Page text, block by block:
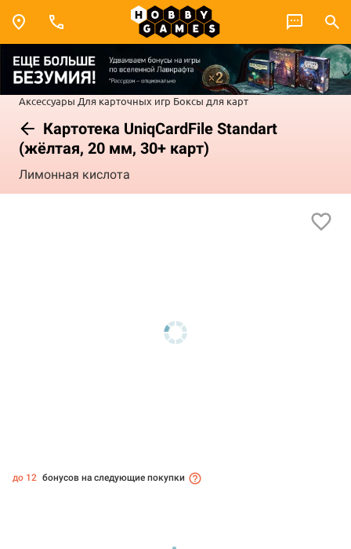
Аксессуары Для карточных игр Боксы для карт
Картотека UniqCardFile Standart
(жёлтая, 20 мм, 30+ карт)
Лимонная кислота
до 12 бонусов на следующие покупки